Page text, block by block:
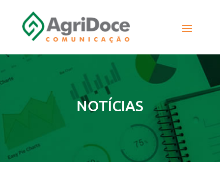
NOTÍCIAS